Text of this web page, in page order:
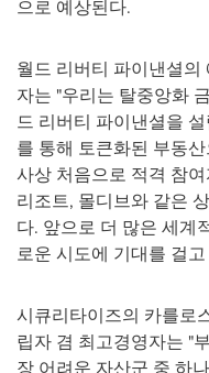
으로 예상된다.
월드 리버티 파이낸셜의
자는 "우리는 탈중앙화
드 리버티 파이낸셜을
를 통해 토큰화된 부동
사상 처음으로 적격 참
리조트, 몰디브와 같은
다. 앞으로 더 많은 세계
로운 시도에 기대를 걸
시큐리타이즈의 카를로
립자 겸 최고경영자는 "
장 어려운 자산군 중 하